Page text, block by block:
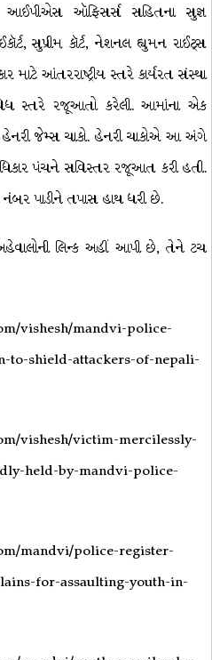
આઈપીએસ ઑફિસર્સ સહિતના સુજ્ઞ
સુપ્રીમ કૉર્ટ, નેશનલ હ્યુમન રાઈટ્સ
માટે આંતરરાષ્ટ્રીય સ્તરે કાર્યરત સંસ્થા
સ્તરે રજૂઆતો કરેલી. આમાંના એક
જેમ્સ ચાકો. હેનરી ચાકોએ આ અંગે
પંચને સવિસ્તર રજૂઆત કરી હતી.
પાડીને તપાસ હાથ ધરી છે.
લિન્ક અહીં આપી છે, તેને ટચ
vishesh/mandvi-police-
to-shield-attackers-of-nepali-
vishesh/victim-mercilessly-
held-by-mandvi-police-
mandvi/police-register-
for-assaulting-youth-in-